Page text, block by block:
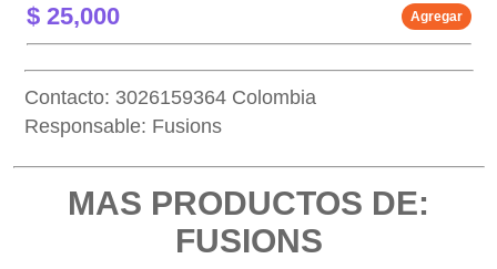
$ 25,000 Agregar
Contacto: 3026159364 Colombia
Responsable: Fusions
MAS PRODUCTOS DE:
FUSIONS